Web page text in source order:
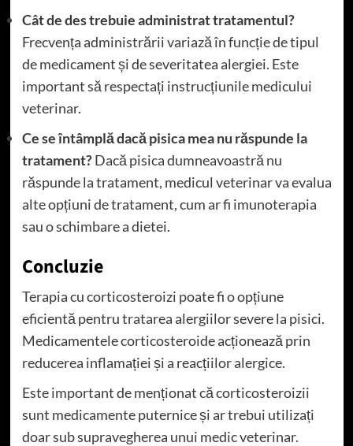
Cât de des trebuie administrat tratamentul?
Frecvența administrării variază în funcție de tipul
de medicament și de severitatea alergiei. Este
important să respectați instrucțiunile medicului
veterinar.
Ce se întâmplă dacă pisica mea nu răspunde la
tratament?Dacă pisica dumneavoastră nu
răspunde la tratament, medicul veterinar va evalua
alte opțiuni de tratament, cum ar fi imunoterapia
sau o schimbare a dietei.
Concluzie
Terapia cu corticosteroizi poate fi o opțiune
eficientă pentru tratarea alergiilor severe la pisici.
Medicamentele corticosteroide acționează prin
reducerea inflamației și a reacțiilor alergice.
Este important de menționat că corticosteroizii
sunt medicamente puternice și ar trebui utilizați
doar sub supravegherea unui medic veterinar.